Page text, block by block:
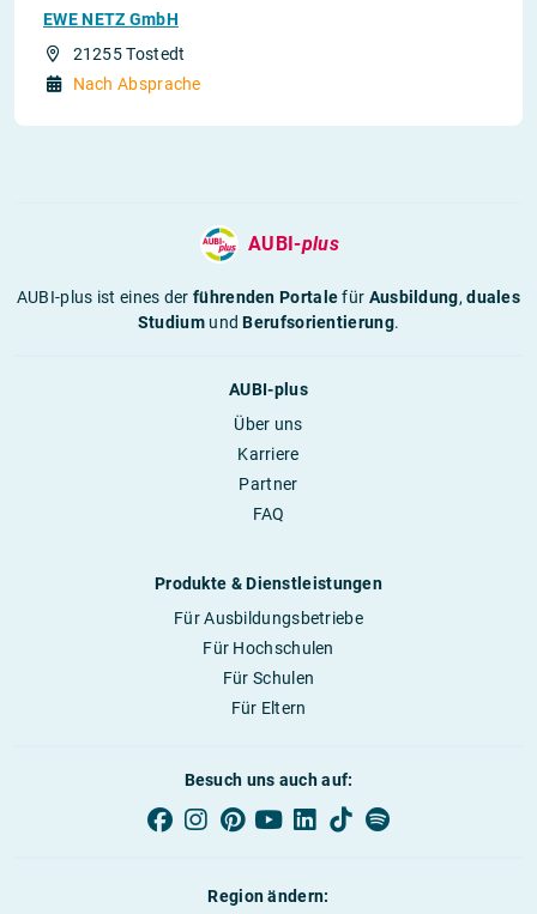
EWE NETZ GmbH
21255 Tostedt
Nach Absprache
AUBI-plus
AUBI-plus ist eines derführenden Portalefür Ausbildung,duales
StudiumundBerufsorientierung.
AUBI-plus
Über uns
Karriere
Partner
FAQ
Produkte & Dienstleistungen
Für Ausbildungsbetriebe
Für Hochschulen
Für Schulen
Für Eltern
Besuch uns auch auf:
Region ändern: